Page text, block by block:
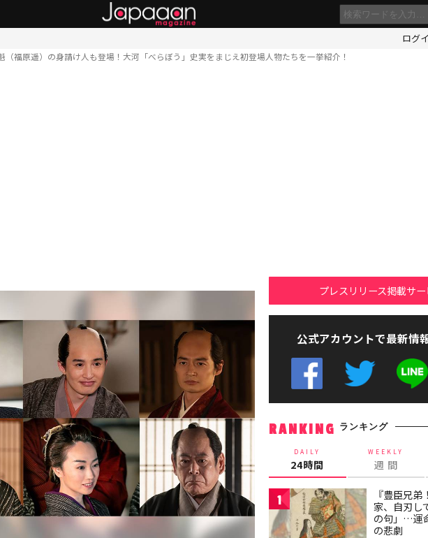
ログ
（福原遥）の身請け人も登場！大河「べらぼう」史実をまじえ初登場人物たちを一挙紹介！
プレスリリース掲載サー
公式アカウントで最新情
RANKING ランキング
DAILY
24時間
WEEKLY
週 間
1
『豊臣兄
家、自刃し
の句」…運
の悲劇